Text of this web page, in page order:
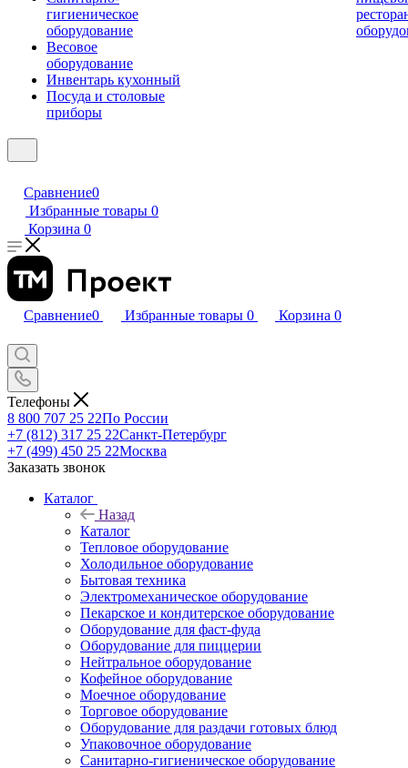
гигиеническое
оборудование
Весовое
оборудование
Инвентарь кухонный
Посуда и столовые
приборы
Сравнение0
Избранные товары 0
Корзина 0
Сравнение0 Избранные товары 0 Корзина 0
Телефоны
8 800 707 25 22По России
+7 (812) 317 25 22Санкт-Петербург
+7 (499) 450 25 22Москва
Заказать звонок
Каталог
Назад
Каталог
Тепловое оборудование
Холодильное оборудование
Бытовая техника
Электромеханическое оборудование
Пекарское и кондитерское оборудование
Оборудование для фаст-фуда
Оборудование для пиццерии
Нейтральное оборудование
Кофейное оборудование
Моечное оборудование
Торговое оборудование
Оборудование для раздачи готовых блюд
Упаковочное оборудование
Санитарно-гигиеническое оборудование